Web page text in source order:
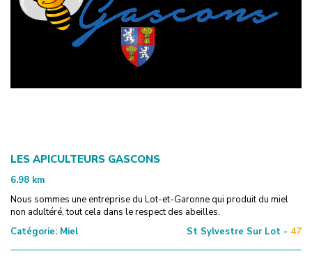
LES APICULTEURS GASCONS
6.98 km
Nous sommes une entreprise du Lot-et-Garonne qui produit du miel
non adultéré, tout cela dans le respect des abeilles.
Catégorie: Miel St Sylvestre Sur Lot - 47